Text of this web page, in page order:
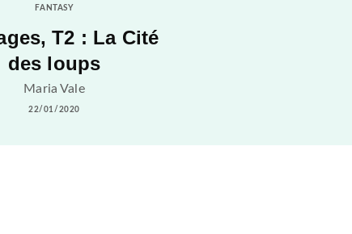
FANTASY
T2 : La Cité
des loups
Maria Vale
22/01/2020